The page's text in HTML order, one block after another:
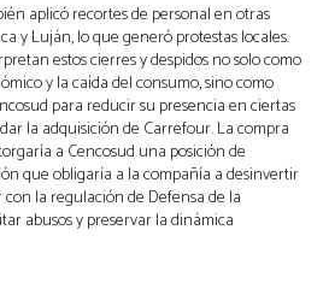
aplicó recortes de personal en otras
y Luján, lo que generó protestas locales.
estos cierres y despidos no solo como
y la caída del consumo, sino como
para reducir su presencia en ciertas
la adquisición de Carrefour. La compra
a Cencosud una posición de
que obligaría a la compañía a desinvertir
la regulación de Defensa de la
abusos y preservar la dinámica